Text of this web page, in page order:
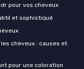
pour vos cheveux
et sophistiqué
cheveux : causes et
pour une coloration